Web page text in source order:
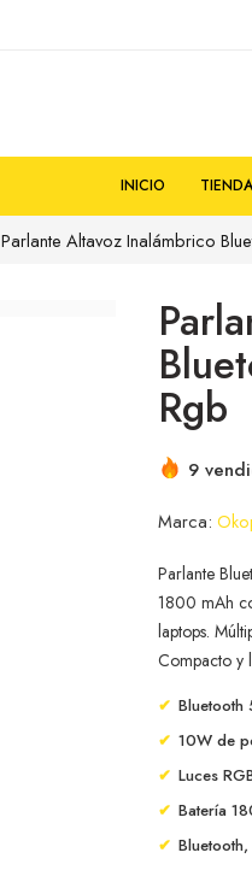
INICIO
Parlante Altavoz Inalámbrico
Rgb
9
Marca:
Parlante
1800 mAh
laptops.
Compacto y
✔ Bluetooth
✔ 10W de
✔ Luces
✔ Batería
✔ Bluetooth,